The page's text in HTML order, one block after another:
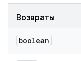
Возвраты
boolean